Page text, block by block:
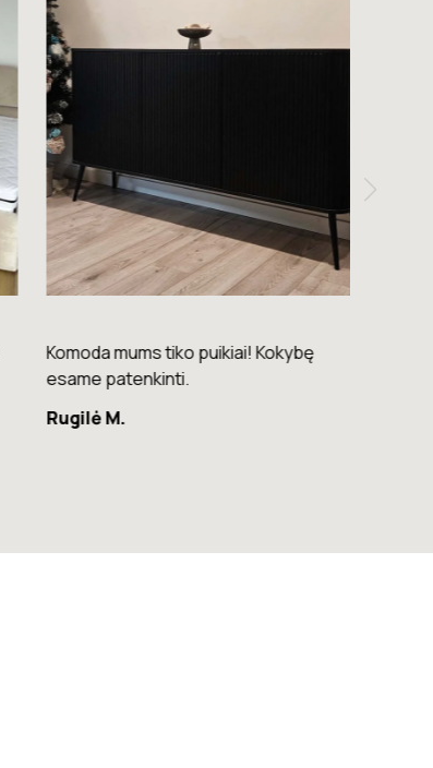
Komoda mums tiko puikiai! Kokybę
esame patenkinti.
Rugilė M.